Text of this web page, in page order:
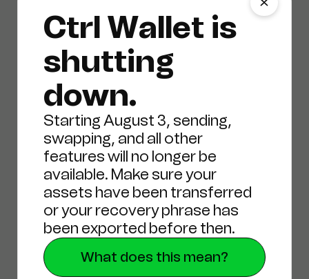
Ctrl Wallet is
shutting
down.
Starting August 3, sending,
swapping, and all other
features will no longer be
available. Make sure your
assets have been transferred
or your recovery phrase has
been exported before then.
What does this mean?
19 tháng 6, 2024
Tin tức
Bài báo CCN: